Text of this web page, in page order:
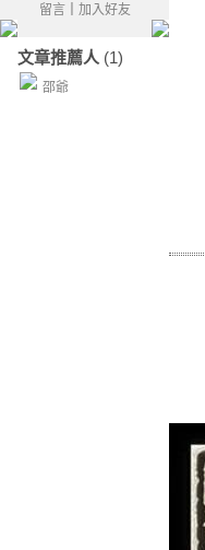
留言｜ 加入好友
文章推薦人 (1)
邵爺